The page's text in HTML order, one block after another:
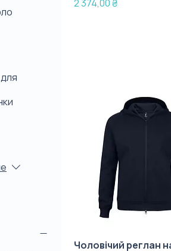
2 374,00 ₴
Чоловічий реглан